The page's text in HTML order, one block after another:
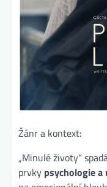
Žánr a kontext:
„Minulé životy“
prvky psychologie a